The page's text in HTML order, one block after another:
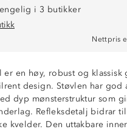
i 3 butikker
Nettpris
en høy, robust og klassisk
design. Støvlen har god
dyp mønsterstruktur som
Refleksdetalj bidrar
kvelder. Den uttakbare